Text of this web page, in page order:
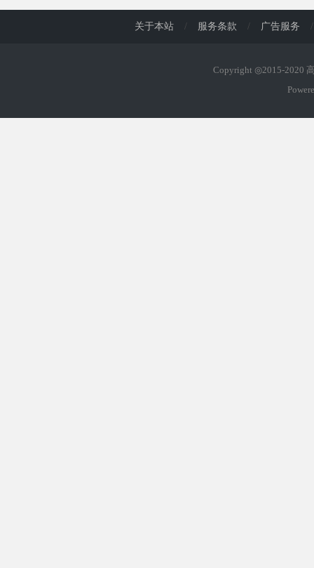
关于本站 / 服务条款 / 广告服务 /
Copyright ◎2015-2020